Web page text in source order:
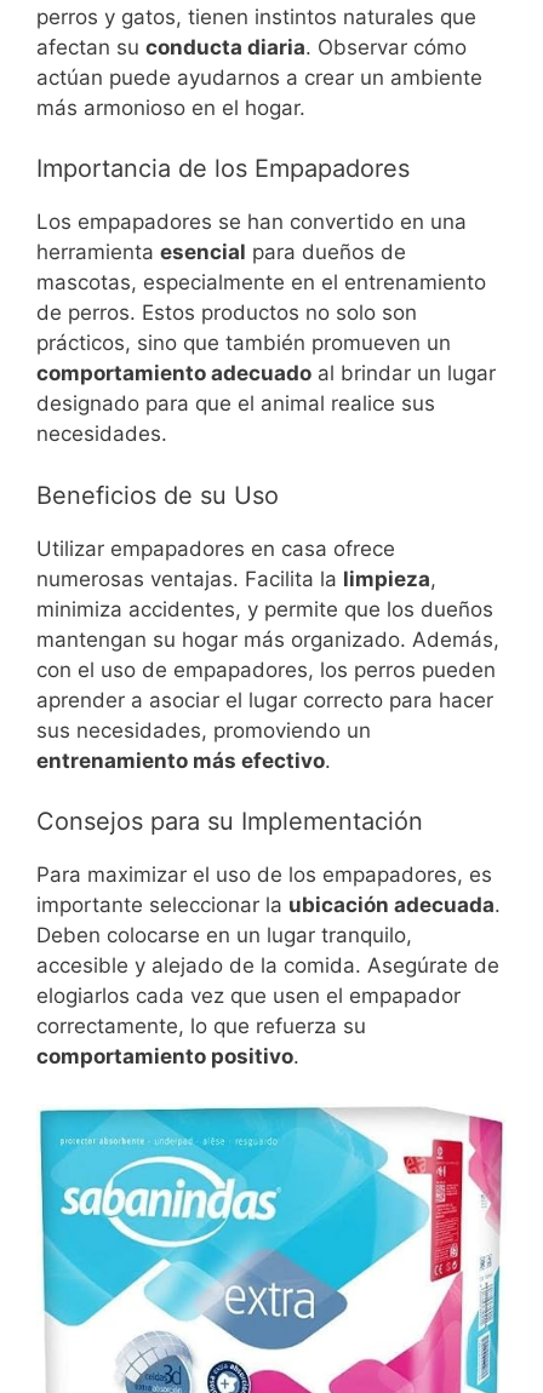
perros y gatos, tienen instintos naturales que
afectan su conducta diaria. Observar cómo
actúan puede ayudarnos a crear un ambiente
más armonioso en el hogar.
Importancia de los Empapadores
Los empapadores se han convertido en una
herramienta esencial para dueños de
mascotas, especialmente en el entrenamiento
de perros. Estos productos no solo son
prácticos, sino que también promueven un
comportamiento adecuado al brindar un lugar
designado para que el animal realice sus
necesidades.
Beneficios de su Uso
Utilizar empapadores en casa ofrece
numerosas ventajas. Facilita la limpieza,
minimiza accidentes, y permite que los dueños
mantengan su hogar más organizado. Además,
con el uso de empapadores, los perros pueden
aprender a asociar el lugar correcto para hacer
sus necesidades, promoviendo un
entrenamiento más efectivo.
Consejos para su Implementación
Para maximizar el uso de los empapadores, es
importante seleccionar la ubicación adecuada.
Deben colocarse en un lugar tranquilo,
accesible y alejado de la comida. Asegúrate de
elogiarlos cada vez que usen el empapador
correctamente, lo que refuerza su
comportamiento positivo.